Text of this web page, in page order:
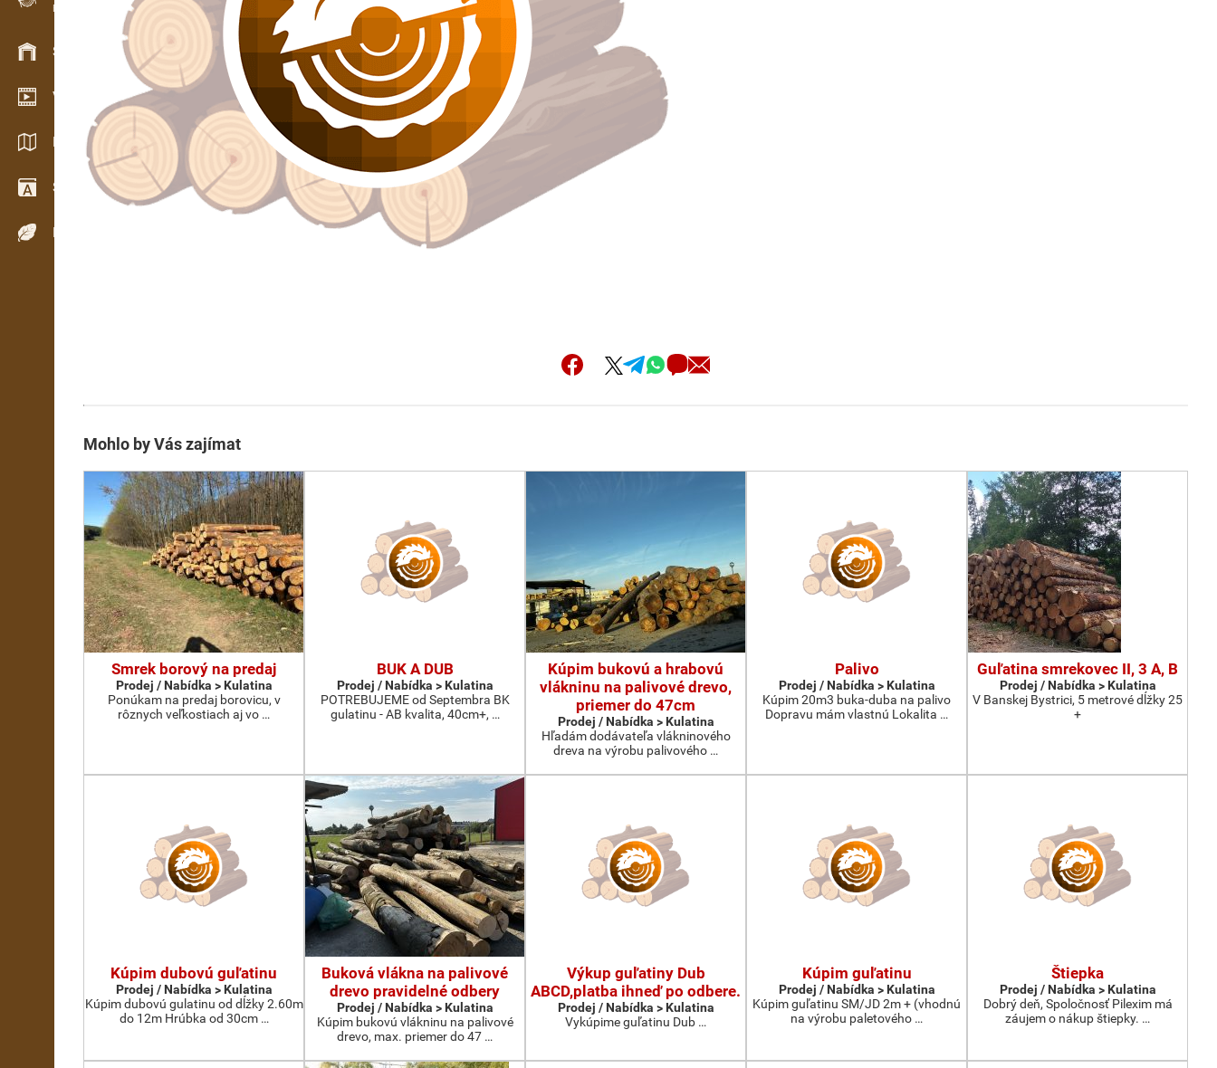
Evidence dřeva v terénu
Skladové hospodářství
Video showroom
Katalogy / Brožury
Slovník
Dřeviny
Mohlo by Vás zajímat
Smrek borový na predaj
Prodej / Nabídka > Kulatina
Ponúkam na predaj borovicu, v
rôznych veľkostiach aj vo …
BUK A DUB
Prodej / Nabídka > Kulatina
POTREBUJEME od Septembra BK
gulatinu - AB kvalita, 40cm+, …
Kúpim bukovú a hrabovú
vlákninu na palivové drevo,
priemer do 47cm
Prodej / Nabídka > Kulatina
Hľadám dodávateľa vlákninového
dreva na výrobu palivového …
Palivo
Prodej / Nabídka > Kulatina
Kúpim 20m3 buka-duba na palivo
Dopravu mám vlastnú Lokalita …
Guľatina smrekovec II, 3 A, B
Prodej / Nabídka > Kulatina
V Banskej Bystrici, 5 metrové dĺžky 25
+
Kúpim dubovú guľatinu
Prodej / Nabídka > Kulatina
Kúpim dubovú gulatinu od dĺžky 2.60m
do 12m Hrúbka od 30cm …
Buková vlákna na palivové
drevo pravidelné odbery
Prodej / Nabídka > Kulatina
Kúpim bukovú vlákninu na palivové
drevo, max. priemer do 47 …
Výkup guľatiny Dub
ABCD,platba ihneď po odbere.
Prodej / Nabídka > Kulatina
Vykúpime guľatinu Dub …
Kúpim guľatinu
Prodej / Nabídka > Kulatina
Kúpim guľatinu SM/JD 2m + (vhodnú
na výrobu paletového …
Štiepka
Prodej / Nabídka > Kulatina
Dobrý deň, Spoločnosť Pilexim má
záujem o nákup štiepky. …